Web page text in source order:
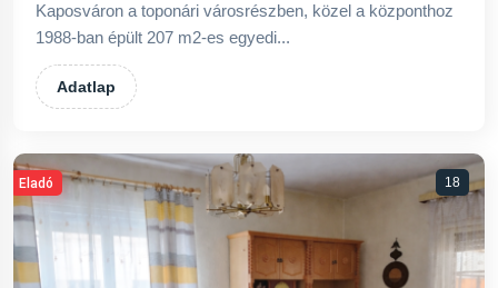
Kaposváron a toponári városrészben, közel a központhoz
1988-ban épült 207 m2-es egyedi...
Adatlap
Eladó 18